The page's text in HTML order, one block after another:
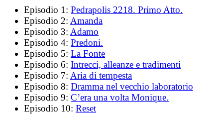
Episodio 1: Pedrapolis 2218. Primo Atto.
Episodio 2: Amanda
Episodio 3: Adamo
Episodio 4: Predoni.
Episodio 5: La Fonte
Episodio 6: Intrecci, alleanze e tradimenti
Episodio 7: Aria di tempesta
Episodio 8: Dramma nel vecchio laboratorio
Episodio 9: C’era una volta Monique.
Episodio 10: Reset